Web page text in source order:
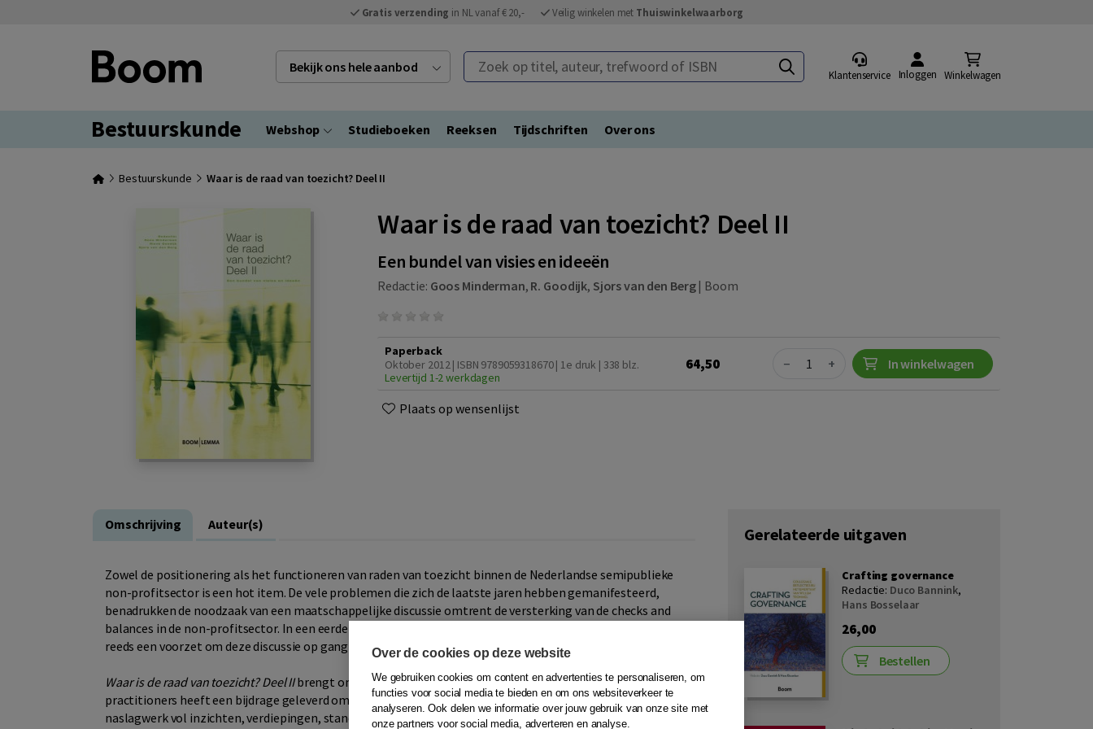
Gratis verzending in NL vanaf € 20,- Veilig winkelen met Thuiswinkelwaarborg
Bekijk ons hele aanbod Zoek op titel, auteur, trefwoord of ISBN
Klantenservice Inloggen Winkelwagen
Bestuurskunde Webshop Studieboeken Reeksen Tijdschriften Over ons
Bestuurskunde Waar is de raad van toezicht? Deel II
Waar is de raad van toezicht? Deel II
Een bundel van visies en ideeën
Redactie: Goos Minderman, R. Goodijk, Sjors van den Berg| Boom
Paperback
Oktober 2012 | ISBN 9789059318670 | 1e druk | 338 blz.
Levertijd 1-2 werkdagen
64,50 Quantity
− + In winkelwagen
Plaats op wensenlijst
Omschrijving Auteur(s)
Zowel de positionering als het functioneren van raden van toezicht binnen de Nederlandse semipublieke
non-profitsector is een hot item. De vele problemen die zich de laatste jaren hebben gemanifesteerd,
benadrukken de noodzaak van een maatschappelijke discussie omtrent de versterking van de checks and
balances in de non-profitsector. In een eerdere uitgave
reeds een voorzet om deze discussie op gang te brengen.
Waar is de raad van toezicht? Deel IIbrengt ons weer een stap verder. Een grote groep wetenschappers en
practitioners heeft een bijdrage geleverd om de discussie te verrijken. Het resultaat is een waardevol
naslagwerk vol inzichten, verdiepingen, standpunten en visies variërend van thematische tot praktische
Gerelateerde uitgaven
Crafting governance
Redactie: Duco Bannink,
Hans Bosselaar
26,00
Bestellen
Over de cookies op deze website
We gebruiken cookies om content en advertenties te personaliseren, om
functies voor social media te bieden en om ons websiteverkeer te
analyseren. Ook delen we informatie over jouw gebruik van onze site met
onze partners voor social media, adverteren en analyse.